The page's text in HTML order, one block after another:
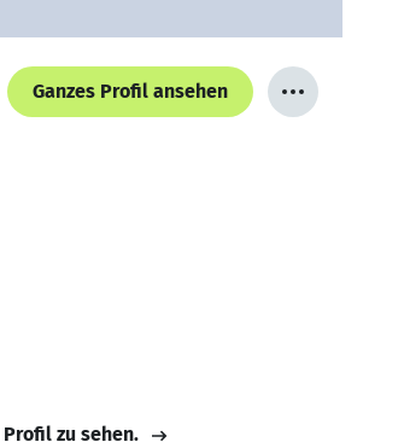
Ganzes Profil ansehen
zu sehen.